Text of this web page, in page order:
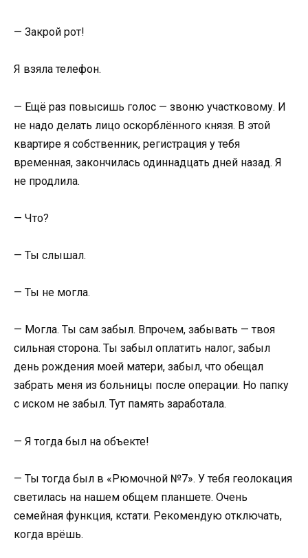
— Закрой рот!
Я взяла телефон.
— Ещё раз повысишь голос — звоню участковому. И
не надо делать лицо оскорблённого князя. В этой
квартире я собственник, регистрация у тебя
временная, закончилась одиннадцать дней назад. Я
не продлила.
— Что?
— Ты слышал.
— Ты не могла.
— Могла. Ты сам забыл. Впрочем, забывать — твоя
сильная сторона. Ты забыл оплатить налог, забыл
день рождения моей матери, забыл, что обещал
забрать меня из больницы после операции. Но папку
с иском не забыл. Тут память заработала.
— Я тогда был на объекте!
— Ты тогда был в «Рюмочной №7». У тебя геолокация
светилась на нашем общем планшете. Очень
семейная функция, кстати. Рекомендую отключать,
когда врёшь.